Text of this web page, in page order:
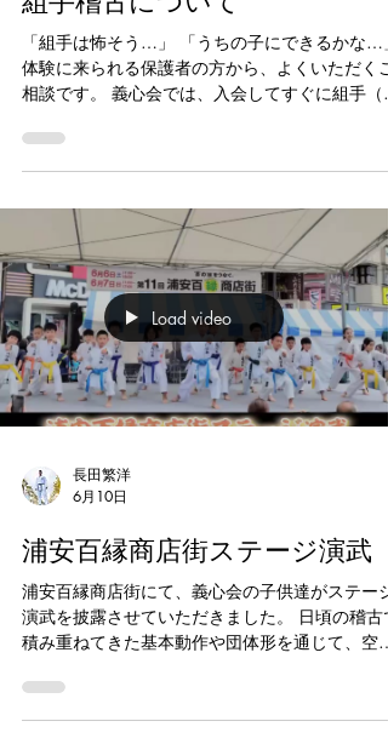
「組手は怖そう…」 「うちの子にできるかな…」
体験に来られる保護者の方から、よくいただくご
相談です。 義心会では、入会してすぐに組手（試
礼儀や挨拶、立ち方・構え方・基本動作などをし
っかり身につけることから始めます。 その後、一
進み、道場内での試合形式の練習、練習試合、大
会出場へとステップアップしていきます。 「勝つ
こと」だけを目的にするのではなく、相手を思い
やる心やチャレンジする勇気、自分自身と向き合
う強さを育てることを大切にしています。 初めて
のお子様でも安心して取り組める環境を整えてお
りますので、ぜひ一度体験にお越しください。 義
心会では、礼儀・努力・思いやりを大切にしなが
ら、子供たちの成長を全力でサポートしていま
空手キッズ
Load video
長田繁洋
6月10日
浦安百縁商店街ステージ演武
浦安百縁商店街にて、義心会の子供達がステージ
演武を披露させていただきました。 日頃の稽古で
積み重ねてきた基本動作や団体形を通じて、空手
けする機会となりました。 緊張していた子もいま
したが、一人ひとりが最後まで全力で演武し、仲